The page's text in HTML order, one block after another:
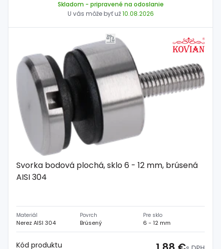
Skladom - pripravené na odoslanie
U vás môže byť už10.08.2026
Svorka bodová plochá, sklo 6 - 12 mm, brúsená
AISI 304
Materiál
Nerez AISI 304
Povrch
Brúsený
Pre sklo
6 - 12 mm
Kód produktu